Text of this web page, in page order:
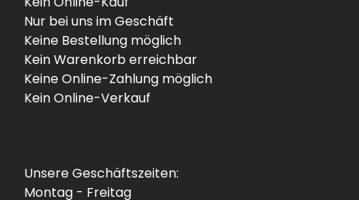
Nur bei uns im Geschäft
Keine Bestellung möglich
Kein Warenkorb erreichbar
Keine Online-Zahlung möglich
Kein Online-Verkauf
Unsere Geschäftszeiten:
Montag - Freitag